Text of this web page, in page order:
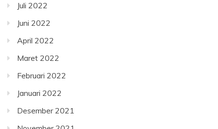
Juli 2022
Juni 2022
April 2022
Maret 2022
Februari 2022
Januari 2022
Desember 2021